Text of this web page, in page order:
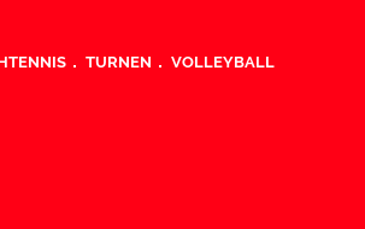
TURNEN VOLLEYBALL